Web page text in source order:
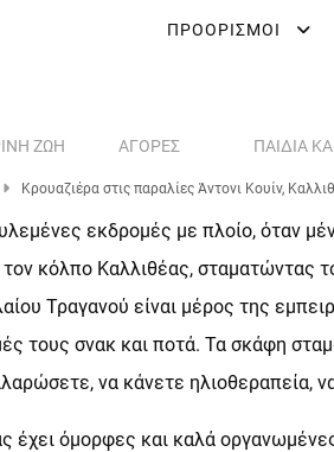
ΠΡΟΟΡΙΣΜΟΊ
ΖΩΉ ΑΓΟΡΈΣ ΠΑΙΔΙΆ
Κρουαζιέρα στις παραλίες Άντονι Κουίν,
εκδρομές με πλοίο, όταν
τον κόλπο Καλλιθέας, σταματώντας
Τραγανού είναι μέρος της
τους σνακ και ποτά. Τα σκάφη
να κάνετε ηλιοθεραπεία,
έχει όμορφες και καλά